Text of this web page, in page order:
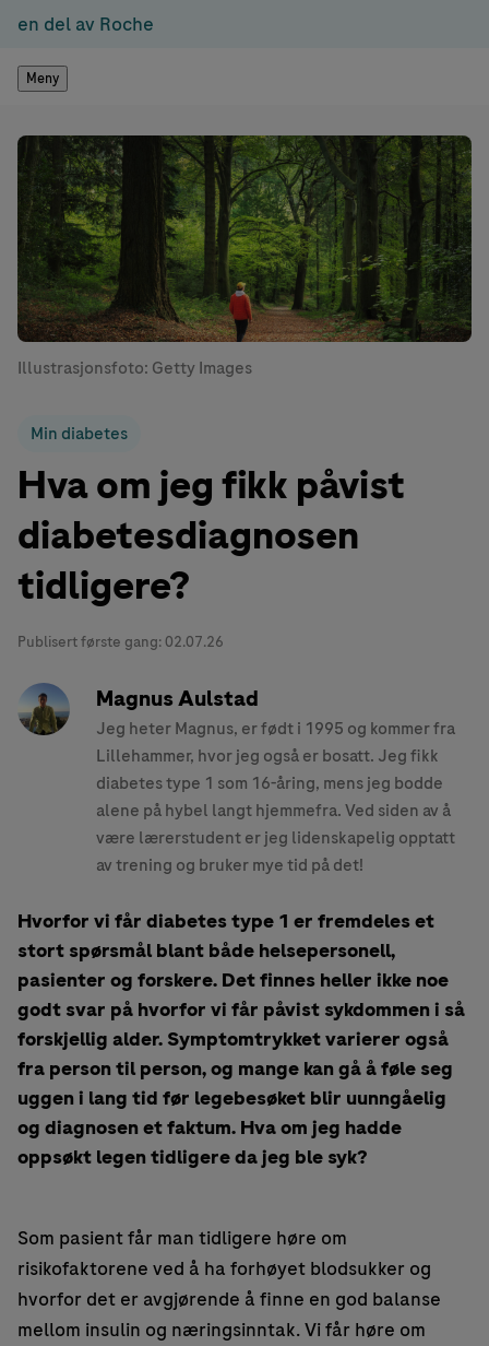
en del av Roche
Meny
Illustrasjonsfoto: Getty Images
Min diabetes
Hva om jeg fikk påvist
diabetesdiagnosen
tidligere?
Publisert første gang: 02.07.26
Magnus Aulstad
Jeg heter Magnus, er født i 1995 og kommer fra
Lillehammer, hvor jeg også er bosatt. Jeg fikk
diabetes type 1 som 16-åring, mens jeg bodde
alene på hybel langt hjemmefra. Ved siden av å
være lærerstudent er jeg lidenskapelig opptatt
av trening og bruker mye tid på det!
Hvorfor vi får diabetes type 1 er fremdeles et
stort spørsmål blant både helsepersonell,
pasienter og forskere. Det finnes heller ikke noe
godt svar på hvorfor vi får påvist sykdommen i så
forskjellig alder. Symptomtrykket varierer også
fra person til person, og mange kan gå å føle seg
uggen i lang tid før legebesøket blir uunngåelig
og diagnosen et faktum. Hva om jeg hadde
oppsøkt legen tidligere da jeg ble syk?
Som pasient får man tidligere høre om
risikofaktorene ved å ha forhøyet blodsukker og
hvorfor det er avgjørende å finne en god balanse
mellom insulin og næringsinntak. Vi får høre om